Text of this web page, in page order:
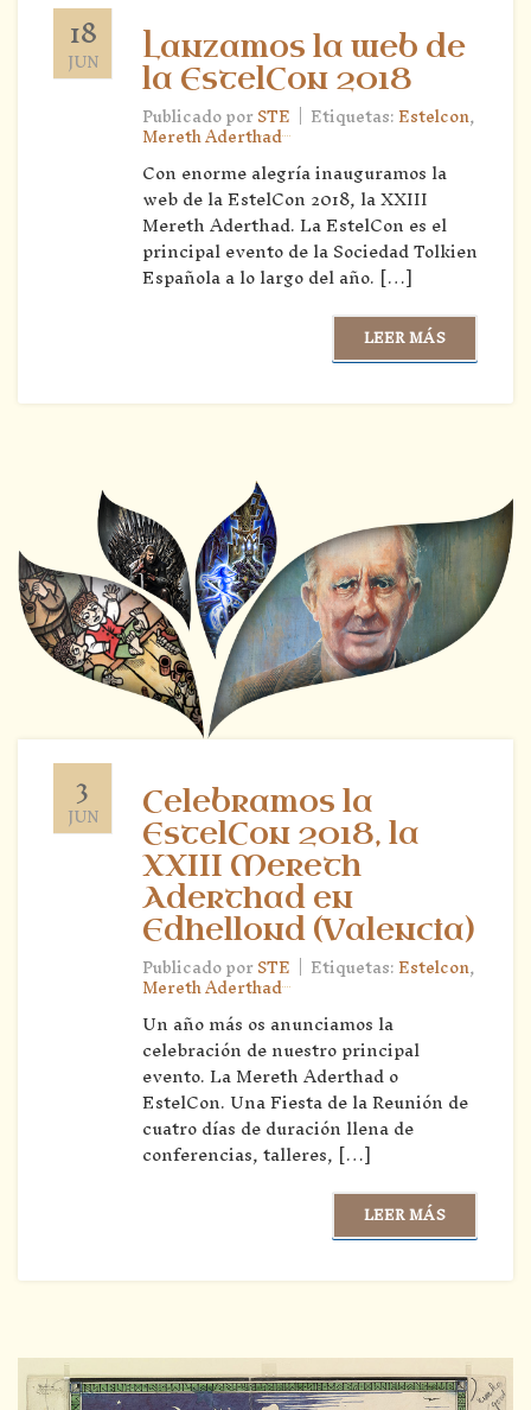
18
JUN
Lanzamos la web de
la EstelCon 2018
Publicado porSTE | Etiquetas:Estelcon,
Mereth Aderthad
Con enorme alegría inauguramos la
web de la EstelCon 2018, la XXIII
Mereth Aderthad. La EstelCon es el
principal evento de la Sociedad Tolkien
Española a lo largo del año. […]
LEER MÁS
3
JUN
Celebramos la
EstelCon 2018, la
XXIII Mereth
Aderthad en
Edhellond (Valencia)
Publicado porSTE | Etiquetas:Estelcon,
Mereth Aderthad
Un año más os anunciamos la
celebración de nuestro principal
evento. La Mereth Aderthad o
EstelCon. Una Fiesta de la Reunión de
cuatro días de duración llena de
conferencias, talleres, […]
LEER MÁS